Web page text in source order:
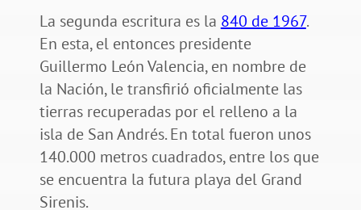
La segunda escritura es la 840 de 1967.
En esta, el entonces presidente
Guillermo León Valencia, en nombre de
la Nación, le transfirió oficialmente las
tierras recuperadas por el relleno a la
isla de San Andrés. En total fueron unos
140.000 metros cuadrados, entre los que
se encuentra la futura playa del Grand
Sirenis.